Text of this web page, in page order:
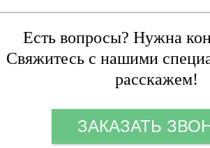
Есть вопросы? Нужна
Свяжитесь с нашими
расскажем!
ЗАКАЗАТЬ